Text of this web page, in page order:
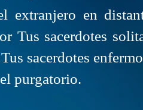
extranjero en
Tus sacerdotes
sacerdotes
purgatorio.